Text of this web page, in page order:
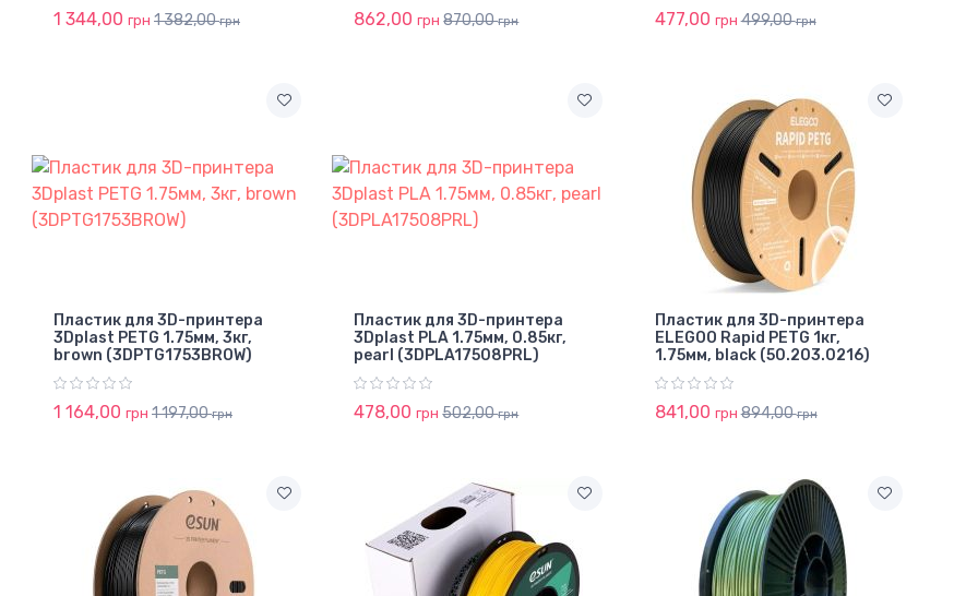
1 344,00 грн 1 382,00грн 862,00грн870,00грн 477,00 грн499,00грн
Пластик для 3D-принтера
3Dplast PETG 1.75мм, 3кг,
brown (3DPTG1753BROW)
1 164,00 грн 1 197,00грн
Пластик для 3D-принтера
3Dplast PLA 1.75мм, 0.85кг,
pearl (3DPLA17508PRL)
478,00грн502,00грн
Пластик для 3D-принтера
ELEGOO Rapid PETG 1кг,
1.75мм, black (50.203.0216)
841,00 грн894,00грн